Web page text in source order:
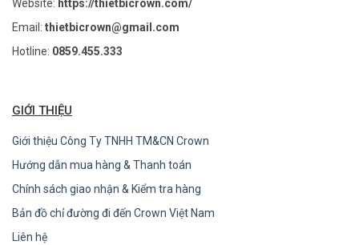
Website: https://thietbicrown.com/
Email: thietbicrown@gmail.com
Hotline: 0859.455.333
GIỚI THIỆU
Giới thiệu Công Ty TNHH TM&CN Crown
Hướng dẫn mua hàng & Thanh toán
Chính sách giao nhận & Kiểm tra hàng
Bản đồ chỉ đường đi đến Crown Việt Nam
Liên hệ